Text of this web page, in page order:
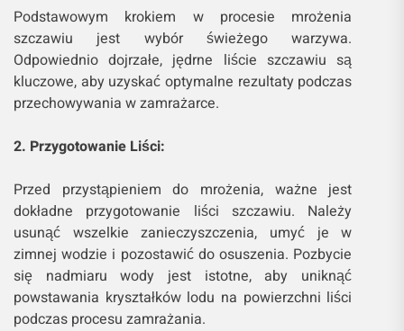
Podstawowym krokiem w procesie mrożenia
szczawiu jest wybór świeżego warzywa.
Odpowiednio dojrzałe, jędrne liście szczawiu są
kluczowe, aby uzyskać optymalne rezultaty podczas
przechowywania w zamrażarce.
2. Przygotowanie Liści:
Przed przystąpieniem do mrożenia, ważne jest
dokładne przygotowanie liści szczawiu. Należy
usunąć wszelkie zanieczyszczenia, umyć je w
zimnej wodzie i pozostawić do osuszenia. Pozbycie
się nadmiaru wody jest istotne, aby uniknąć
powstawania kryształków lodu na powierzchni liści
podczas procesu zamrażania.